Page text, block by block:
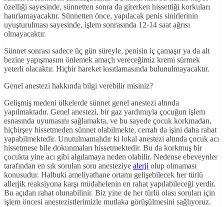
özelliği sayesinde, sünnetten sonra da girerken hissettiği korkuları
hatırlamayacaktır. Sünnetten önce, yapılacak penis sinirlerinin
uyuşturulması sayesinde, işlem sonrasında 12-14 saat ağrısı
olmayacaktır.
Sünnet sonrası sadece üç gün süreyle, penisin iç çamaşır ya da alt
bezine yapışmasını önlemek amaçlı vereceğimiz kremi sürmek
yeterli olacaktır. Hiçbir hareket kısıtlamasında bulunulmayacaktır.
Genel anestezi hakkında bilgi verebilir misiniz?
Gelişmiş medeni ülkelerde sünnet genel anestezi altında
yapılmaktadır. Genel anestezi, bir gaz yardımıyla çocuğun işlem
esnasında uyumasını sağlamakta, ve bu sayede çocuk korkmadan,
hiçbirşey hissetmeden sünnet olabilmekte, cerrah da işini daha rahat
yapabilmektedir. Unutulmamalıdır ki lokal anestezi altında çocuk acı
hissetmese bile dokunmaları hissetmektedir. Bu da korkmuş bir
çocukta yine acı gibi algılamaya neden olabilir. Nedense ebeveynler
tarafından en sık sorulan soru anesteziye alerji olup olmaması
konusudur. Halbuki ameliyathane ortamı gelişebilecek her türlü
allerjik reaksiyona karşı müdahelenin en rahat yapılabileceği yerdir.
Bu açıdan rahat olunabilinir. Biz yine de her türlü olası soruları için
işlem öncesi anestezistlerimizle mutlaka görüşülmesini sağlıyoruz.